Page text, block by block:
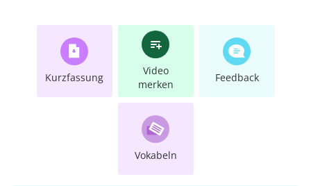
Kurzfassung
Video
merken
Feedback
Vokabeln